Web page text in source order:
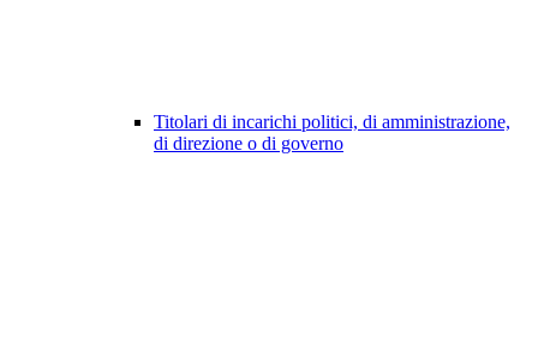
Titolari di incarichi politici, di amministrazione,
di direzione o di governo